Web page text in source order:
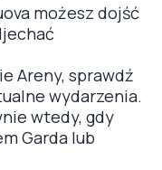
możesz dojść
Areny, sprawdź
wydarzenia.
wtedy, gdy
Garda lub